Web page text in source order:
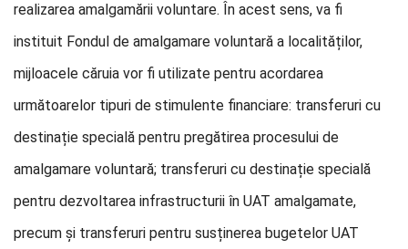
realizarea amalgamării voluntare. În acest sens, va fi
instituit Fondul de amalgamare voluntară a localităților,
mijloacele căruia vor fi utilizate pentru acordarea
următoarelor tipuri de stimulente financiare: transferuri cu
destinație specială pentru pregătirea procesului de
amalgamare voluntară; transferuri cu destinație specială
pentru dezvoltarea infrastructurii în UAT amalgamate,
precum și transferuri pentru susținerea bugetelor UAT